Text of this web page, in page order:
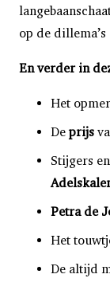
op de
En verder in
Het
Deprijs
Stijgers
Petra de
Het
De altijd